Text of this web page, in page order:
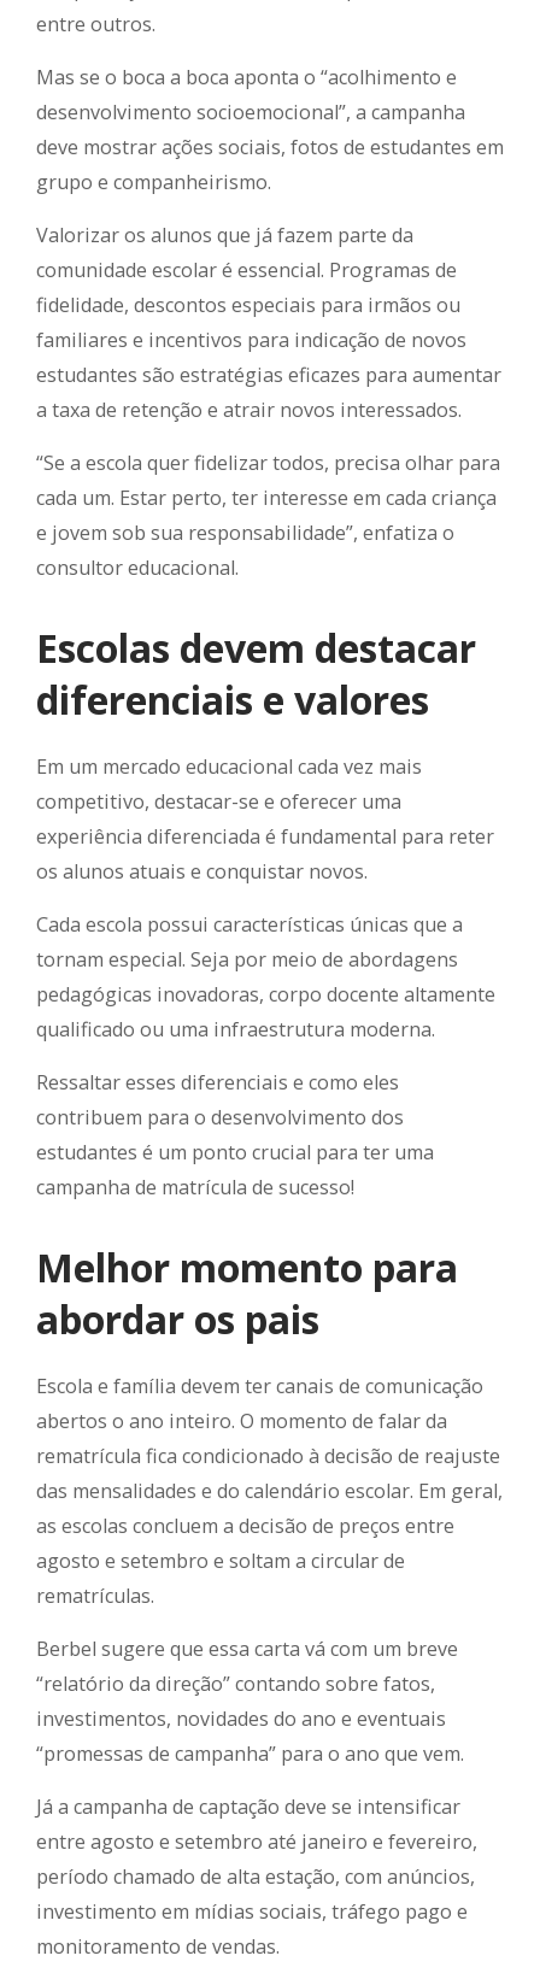
entre outros.
Mas se o boca a boca aponta o “acolhimento e
desenvolvimento socioemocional”, a campanha
deve mostrar ações sociais, fotos de estudantes em
grupo e companheirismo.
Valorizar os alunos que já fazem parte da
comunidade escolar é essencial. Programas de
fidelidade, descontos especiais para irmãos ou
familiares e incentivos para indicação de novos
estudantes são estratégias eficazes para aumentar
a taxa de retenção e atrair novos interessados.
“Se a escola quer fidelizar todos, precisa olhar para
cada um. Estar perto, ter interesse em cada criança
e jovem sob sua responsabilidade”, enfatiza o
consultor educacional.
Escolas devem destacar
diferenciais e valores
Em um mercado educacional cada vez mais
competitivo, destacar-se e oferecer uma
experiência diferenciada é fundamental para reter
os alunos atuais e conquistar novos.
Cada escola possui características únicas que a
tornam especial. Seja por meio de abordagens
pedagógicas inovadoras, corpo docente altamente
qualificado ou uma infraestrutura moderna.
Ressaltar esses diferenciais e como eles
contribuem para o desenvolvimento dos
estudantes é um ponto crucial para ter uma
campanha de matrícula de sucesso!
Melhor momento para
abordar os pais
Escola e família devem ter canais de comunicação
abertos o ano inteiro. O momento de falar da
rematrícula fica condicionado à decisão de reajuste
das mensalidades e do calendário escolar. Em geral,
as escolas concluem a decisão de preços entre
agosto e setembro e soltam a circular de
rematrículas.
Berbel sugere que essa carta vá com um breve
“relatório da direção” contando sobre fatos,
investimentos, novidades do ano e eventuais
“promessas de campanha” para o ano que vem.
Já a campanha de captação deve se intensificar
entre agosto e setembro até janeiro e fevereiro,
período chamado de alta estação, com anúncios,
investimento em mídias sociais, tráfego pago e
monitoramento de vendas.